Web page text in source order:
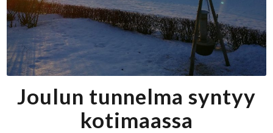
Joulun tunnelma syntyy
kotimaassa